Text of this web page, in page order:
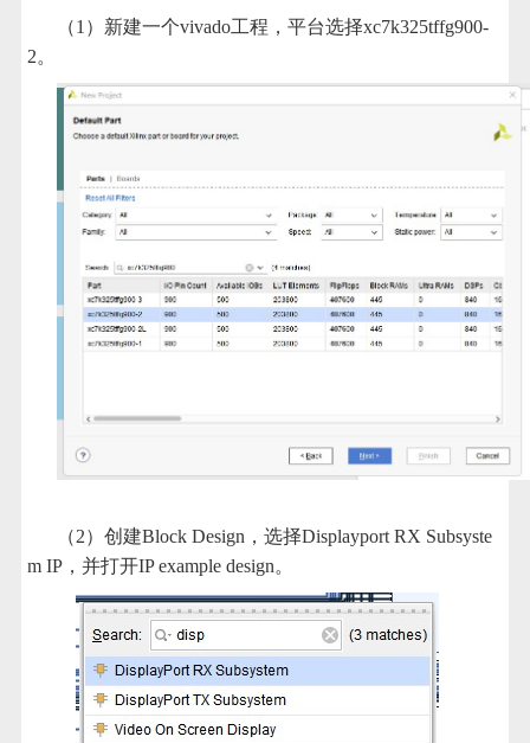
（1）新建一个vivado工程，平台选择xc7k325tffg900-
2。
（2）创建Block Design，选择Displayport RX Subsyste
m IP，并打开IP example design。